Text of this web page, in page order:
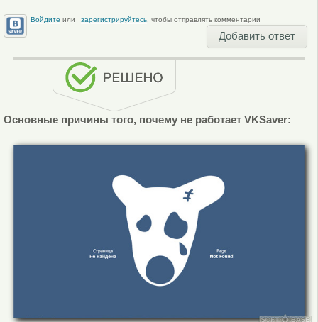
Войдите или зарегистрируйтесь, чтобы отправлять комментарии
Добавить ответ
Основные причины того, почему не работает VKSaver: